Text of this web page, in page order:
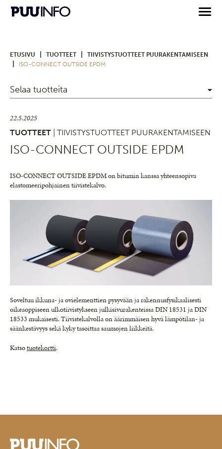
ETUSIVU TUOTTEET TIIVISTYSTUOTTEET PUURAKENTAMISEEN
ISO-CONNECT OUTSIDE EPDM
Selaa tuotteita
22.5.2025
TUOTTEET
| TIIVISTYSTUOTTEET PUURAKENTAMISEEN
ISO-CONNECT OUTSIDE EPDM
ISO-CONNECT OUTSIDE EPDM on bitumin kanssa yhteensopiva
elastomeeripohjainen tiivistekalvo.
Soveltuu ikkuna- ja ovielementtien pysyvään ja rakennusfysikaalisesti
oikeaoppiseen ulkotiivistykseen julkisivurakenteissa DIN 18531 ja DIN
18533 mukaisesti. Tiivistekalvolla on äärimmäisen hyvä lämpötilan- ja
säänkestävyys sekä kyky tasoittaa saumojen liikkeitä.
Katsotuotekortti.